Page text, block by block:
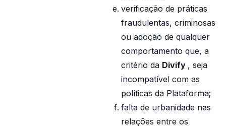
verificação de práticas
fraudulentas, criminosas
ou adoção de qualquer
comportamento que, a
critério da Divify , seja
incompatível com as
políticas da Plataforma;
falta de urbanidade nas
relações entre os